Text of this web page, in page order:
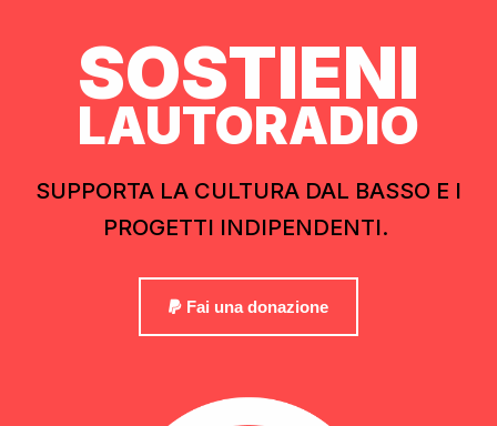
SOSTIENI
LAUTORADIO
SUPPORTA LA CULTURA DAL BASSO E I
PROGETTI INDIPENDENTI.
Fai una donazione